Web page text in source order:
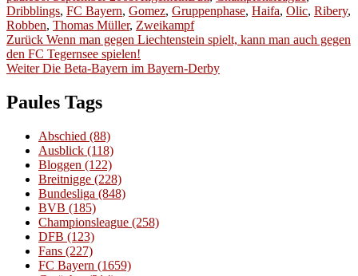
am
Dribblings, FC Bayern, Gomez, Gruppenphase, Haifa, Olic, Ribery,
Robben, Thomas Müller, Zweikampf
Beitragsnavigation
Zurück Vorheriger
Beitrag:
Wenn man gegen Liechtenstein spielt, kann man auch gegen
den FC Tegernsee spielen!
Weiter Nächster
Die Beta-Bayern im Bayern-Derby
Paules Tags
Abschied (88)
Ausblick (118)
Bloggen (122)
Breitnigge (228)
Bundesliga (848)
BVB (185)
Championsleague (258)
DFB (123)
Fans (227)
FC Bayern (1659)